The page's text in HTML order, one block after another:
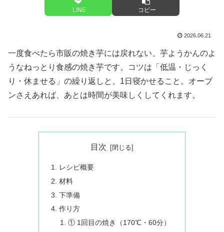
LINE コピー
2026.06.21
一度食べたら市販の焼き芋には戻れない、芋ようかんのよ
うなねっとり食感の焼き芋です。コツは「低温・じっく
り・休ませる」の繰り返しと、1日寝かせること。オーブ
ンさえあれば、あとは時間が美味しくしてくれます。
目次
レシピ概要
材料
下準備
作り方
① 1回目の焼き（170℃・60分）